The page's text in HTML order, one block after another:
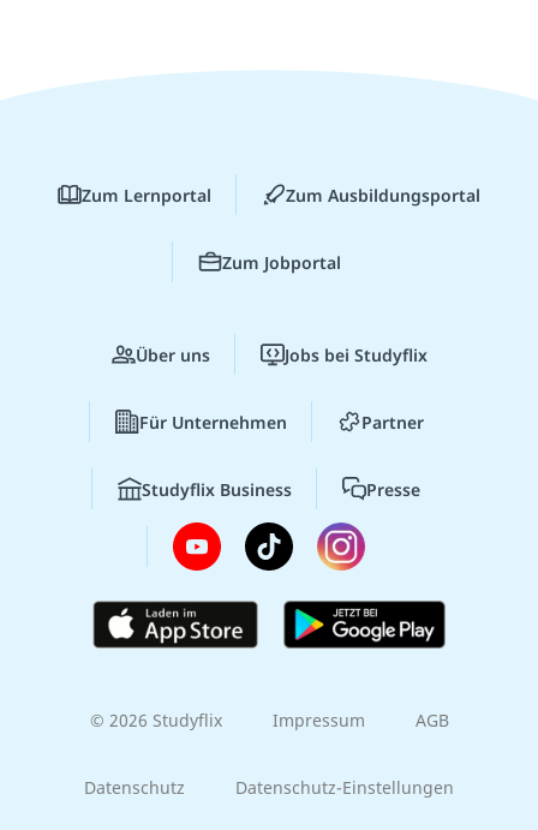
Zum Lernportal Zum Ausbildungsportal
Zum Jobportal
Über uns Jobs bei Studyflix
Für Unternehmen Partner
Studyflix Business Presse
© 2026 Studyflix Impressum AGB
Datenschutz Datenschutz-Einstellungen